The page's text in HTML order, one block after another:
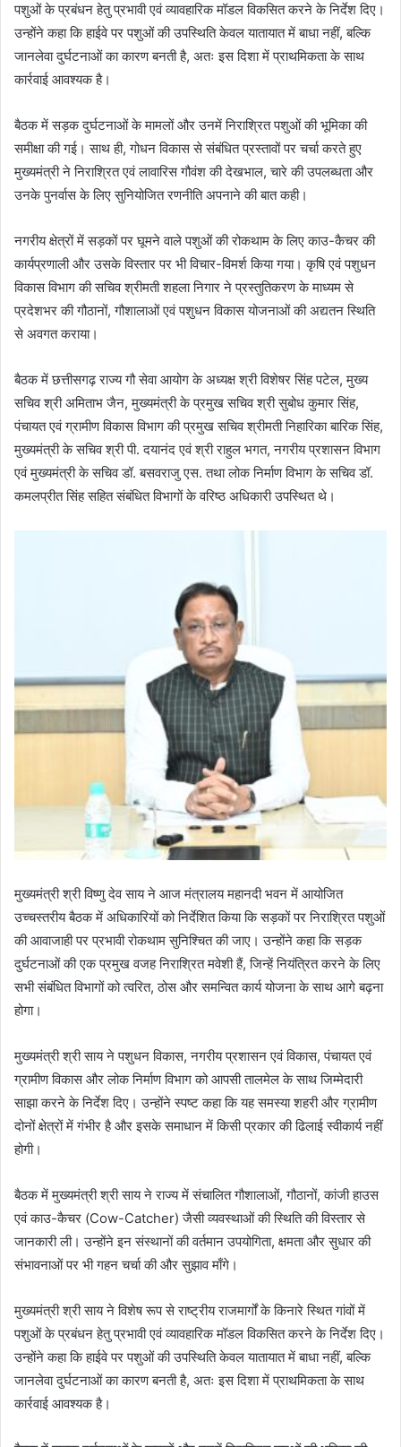
पशुओं के प्रबंधन हेतु प्रभावी एवं व्यावहारिक मॉडल विकसित करने के निर्देश दिए।
उन्होंने कहा कि हाईवे पर पशुओं की उपस्थिति केवल यातायात में बाधा नहीं, बल्कि
जानलेवा दुर्घटनाओं का कारण बनती है, अतः इस दिशा में प्राथमिकता के साथ
कार्रवाई आवश्यक है।
बैठक में सड़क दुर्घटनाओं के मामलों और उनमें निराश्रित पशुओं की भूमिका की
समीक्षा की गई। साथ ही, गोधन विकास से संबंधित प्रस्तावों पर चर्चा करते हुए
मुख्यमंत्री ने निराश्रित एवं लावारिस गौवंश की देखभाल, चारे की उपलब्धता और
उनके पुनर्वास के लिए सुनियोजित रणनीति अपनाने की बात कही।
नगरीय क्षेत्रों में सड़कों पर घूमने वाले पशुओं की रोकथाम के लिए काउ-कैचर की
कार्यप्रणाली और उसके विस्तार पर भी विचार-विमर्श किया गया। कृषि एवं पशुधन
विकास विभाग की सचिव श्रीमती शहला निगार ने प्रस्तुतिकरण के माध्यम से
प्रदेशभर की गौठानों, गौशालाओं एवं पशुधन विकास योजनाओं की अद्यतन स्थिति
से अवगत कराया।
बैठक में छत्तीसगढ़ राज्य गौ सेवा आयोग के अध्यक्ष श्री विशेषर सिंह पटेल, मुख्य
सचिव श्री अमिताभ जैन, मुख्यमंत्री के प्रमुख सचिव श्री सुबोध कुमार सिंह,
पंचायत एवं ग्रामीण विकास विभाग की प्रमुख सचिव श्रीमती निहारिका बारिक सिंह,
मुख्यमंत्री के सचिव श्री पी. दयानंद एवं श्री राहुल भगत, नगरीय प्रशासन विभाग
एवं मुख्यमंत्री के सचिव डॉ. बसवराजु एस. तथा लोक निर्माण विभाग के सचिव डॉ.
कमलप्रीत सिंह सहित संबंधित विभागों के वरिष्ठ अधिकारी उपस्थित थे।
मुख्यमंत्री श्री विष्णु देव साय ने आज मंत्रालय महानदी भवन में आयोजित
उच्चस्तरीय बैठक में अधिकारियों को निर्देशित किया कि सड़कों पर निराश्रित पशुओं
की आवाजाही पर प्रभावी रोकथाम सुनिश्चित की जाए। उन्होंने कहा कि सड़क
दुर्घटनाओं की एक प्रमुख वजह निराश्रित मवेशी हैं, जिन्हें नियंत्रित करने के लिए
सभी संबंधित विभागों को त्वरित, ठोस और समन्वित कार्य योजना के साथ आगे बढ़ना
होगा।
मुख्यमंत्री श्री साय ने पशुधन विकास, नगरीय प्रशासन एवं विकास, पंचायत एवं
ग्रामीण विकास और लोक निर्माण विभाग को आपसी तालमेल के साथ जिम्मेदारी
साझा करने के निर्देश दिए। उन्होंने स्पष्ट कहा कि यह समस्या शहरी और ग्रामीण
दोनों क्षेत्रों में गंभीर है और इसके समाधान में किसी प्रकार की ढिलाई स्वीकार्य नहीं
होगी।
बैठक में मुख्यमंत्री श्री साय ने राज्य में संचालित गौशालाओं, गौठानों, कांजी हाउस
एवं काउ-कैचर (Cow-Catcher) जैसी व्यवस्थाओं की स्थिति की विस्तार से
जानकारी ली। उन्होंने इन संस्थानों की वर्तमान उपयोगिता, क्षमता और सुधार की
संभावनाओं पर भी गहन चर्चा की और सुझाव माँगे।
मुख्यमंत्री श्री साय ने विशेष रूप से राष्ट्रीय राजमार्गों के किनारे स्थित गांवों में
पशुओं के प्रबंधन हेतु प्रभावी एवं व्यावहारिक मॉडल विकसित करने के निर्देश दिए।
उन्होंने कहा कि हाईवे पर पशुओं की उपस्थिति केवल यातायात में बाधा नहीं, बल्कि
जानलेवा दुर्घटनाओं का कारण बनती है, अतः इस दिशा में प्राथमिकता के साथ
कार्रवाई आवश्यक है।